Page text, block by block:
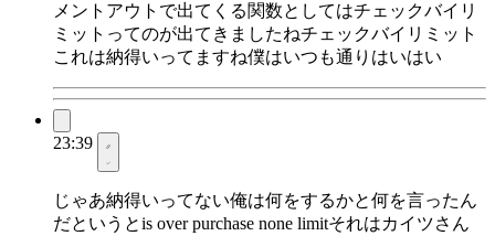
メントアウトで出てくる関数としてはチェックバイリ
ミットってのが出てきましたねチェックバイリミット
これは納得いってますね僕はいつも通りはいはい
23:39
じゃあ納得いってない俺は何をするかと何を言ったん
だというとis over purchase none limitそれはカイツさん